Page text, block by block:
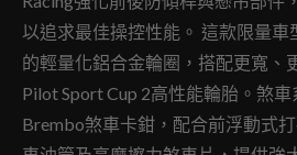
以追求最佳操控性能。 這款限量
的輕量化鋁合金輪圈，搭配更寬、
Pilot Sport Cup 2高性能輪胎。煞
Brembo煞車卡鉗，配合前浮動式